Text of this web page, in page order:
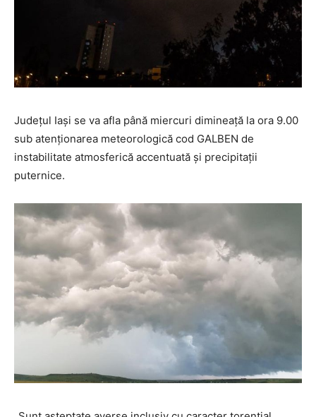
INFO IAȘI
Judeţul Iaşi se va afla până miercuri dimineaţă la ora 9.00
sub atenţionarea meteorologică cod GALBEN de
instabilitate atmosferică accentuată şi precipitaţii
puternice.